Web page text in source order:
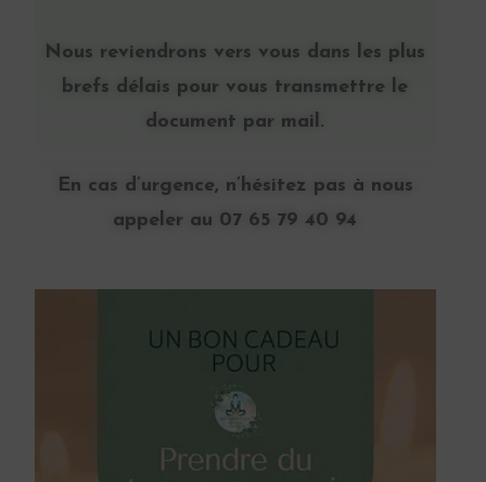
Nous reviendrons vers vous dans les plus
brefs délais pour vous transmettre le
document par mail.
En cas d’urgence, n’hésitez pas à nous
appeler au 07 65 79 40 94